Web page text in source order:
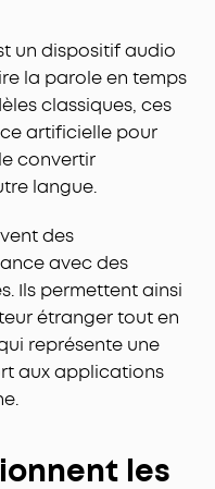
un dispositif audio
la parole en temps
classiques, ces
artificielle pour
convertir
langue.
des
avec des
Ils permettent ainsi
étranger tout en
représente une
aux applications
les